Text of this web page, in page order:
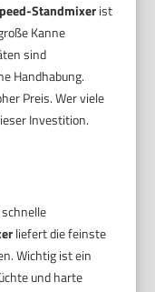
Standmixerist
Kanne
sind
Handhabung.
Preis. Wer viele
Investition.
liefert die feinste
Wichtig ist ein
und harte